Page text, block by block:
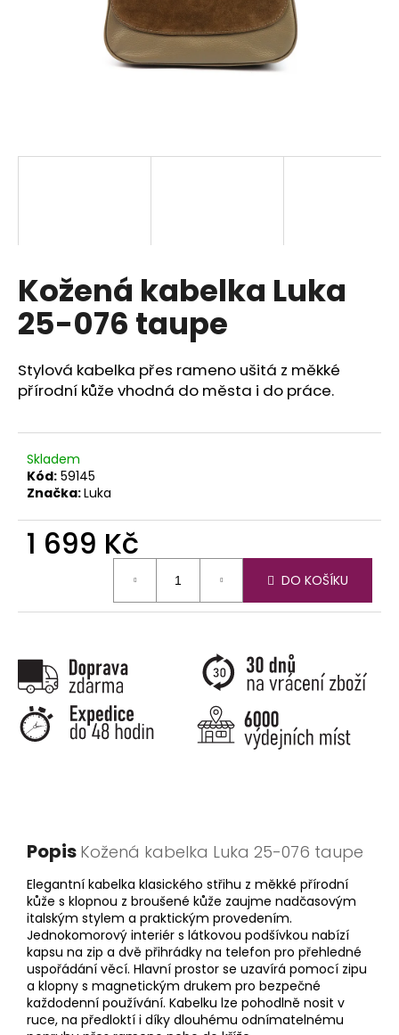
Kožená kabelka Luka
25-076 taupe
Stylová kabelka přes rameno ušitá z měkké
přírodní kůže vhodná do města i do práce.
Skladem
Kód: 59145
Značka:Luka
1 699 Kč
DO KOŠÍKU
Popis Kožená kabelka Luka 25-076 taupe
Elegantní kabelka klasického střihu z měkké přírodní
kůže s klopnou z broušené kůže zaujme nadčasovým
italským stylem a praktickým provedením.
Jednokomorový interiér s látkovou podšívkou nabízí
kapsu na zip a dvě přihrádky na telefon pro přehledné
uspořádání věcí. Hlavní prostor se uzavírá pomocí zipu
a klopny s magnetickým drukem pro bezpečné
každodenní používání. Kabelku lze pohodlně nosit v
ruce, na předloktí i díky dlouhému odnímatelnému
D
o
p
r
u
č
j
e
m
e